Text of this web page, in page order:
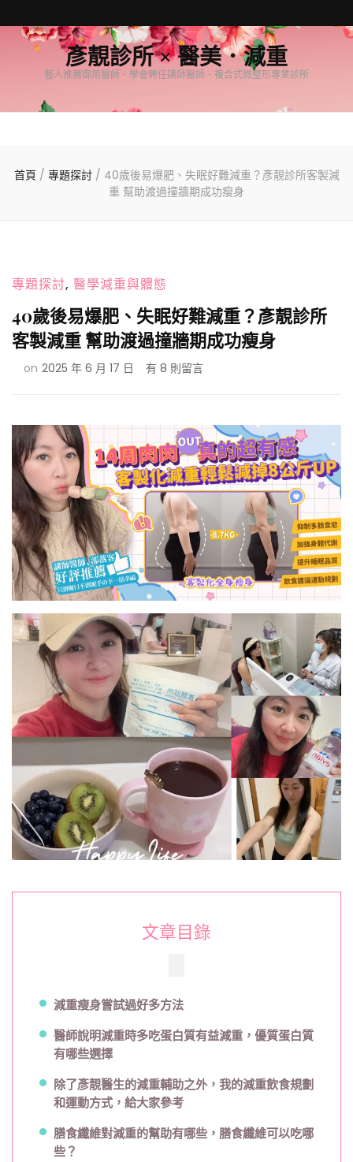
彥靚診所 × 醫美．減重
藝人推薦御用醫師、學會聘任講師醫師、複合式微整形專業診所
首頁 / 專題探討 / 40歲後易爆肥、失眠好難減重？彥靚診所客製減
重 幫助渡過撞牆期成功瘦身
專題探討, 醫學減重與體態
40歲後易爆肥、失眠好難減重？彥靚診所
客製減重 幫助渡過撞牆期成功瘦身
on 2025 年 6 月 17 日
在
爆
肥、
失
眠
好
難
減
重？
彥
靚
診
所
客
製
減
重
幫
助
過
撞
牆
期
成
功
瘦
中
有 8 則留言
文章目錄
減重瘦身嘗試過好多方法
醫師說明減重時多吃蛋白質有益減重，優質蛋白質
有哪些選擇
除了彥靚醫生的減重輔助之外，我的減重飲食規劃
和運動方式，給大家參考
膳食纖維對減重的幫助有哪些，膳食纖維可以吃哪
些？